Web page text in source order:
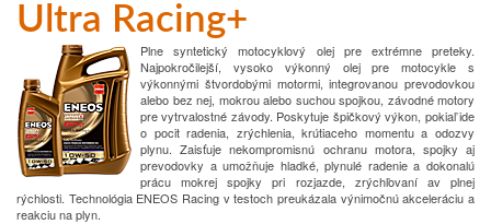
Ultra Racing+
Plne syntetický motocyklový olej pre extrémne preteky.
Najpokročilejší, vysoko výkonný olej pre motocykle s
výkonnými štvordobými motormi, integrovanou prevodovkou
alebo bez nej, mokrou alebo suchou spojkou, závodné motory
pre vytrvalostné závody. Poskytuje špičkový výkon, pokiaľ ide
o pocit radenia, zrýchlenia, krútiaceho momentu a odozvy
plynu. Zaisťuje nekompromisnú ochranu motora, spojky aj
prevodovky a umožňuje hladké, plynulé radenie a dokonalú
prácu mokrej spojky pri rozjazde, zrýchľovaní av plnej
rýchlosti. Technológia ENEOS Racing v testoch preukázala výnimočnú akceleráciu a
reakciu na plyn.